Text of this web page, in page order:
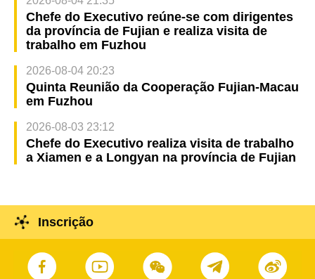
Chefe do Executivo reúne-se com dirigentes
da província de Fujian e realiza visita de
trabalho em Fuzhou
2026-08-04 20:23
Quinta Reunião da Cooperação Fujian-Macau
em Fuzhou
2026-08-03 23:12
Chefe do Executivo realiza visita de trabalho
a Xiamen e a Longyan na província de Fujian
Inscrição